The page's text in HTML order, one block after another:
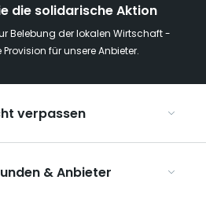
die solidarische Aktion
Belebung der lokalen Wirtschaft -
für unsere Anbieter.
verpassen
Grand Est& Anbieter